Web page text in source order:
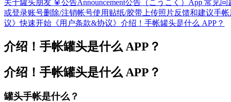
关于罐头朋友 🥫 公告Announcement公告（こうこく） App 常见问
或登录账号删除/注销帐号使用贴纸/胶带 上传照片反馈和建议手
议》快速开始 《用户条款&协议》 介绍！手帐罐头是什么 APP？
介绍！手帐罐头是什么 APP？
介绍！手帐罐头是什么 APP？
罐头手帐是什么？